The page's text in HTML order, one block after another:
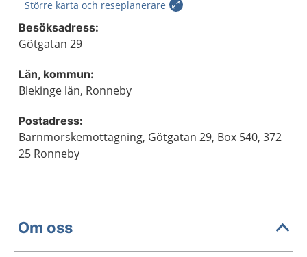
Större karta och reseplanerare
Besöksadress:
Götgatan 29
Län, kommun:
Blekinge län, Ronneby
Postadress:
Barnmorskemottagning, Götgatan 29, Box 540, 372
25 Ronneby
Om oss